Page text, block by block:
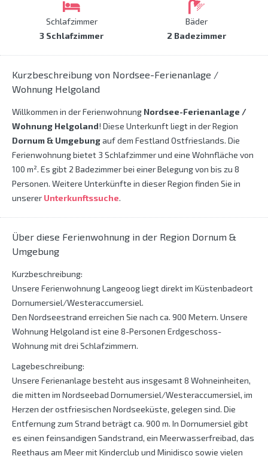
Schlafzimmer
3 Schlafzimmer
Bäder
2 Badezimmer
Kurzbeschreibung von Nordsee-Ferienanlage /
Wohnung Helgoland
Willkommen in der Ferienwohnung Nordsee-Ferienanlage /
Wohnung Helgoland! Diese Unterkunft liegt in der Region
Dornum & Umgebungauf dem Festland Ostfrieslands. Die
Ferienwohnung bietet 3 Schlafzimmer und eine Wohnfläche von
100 m². Es gibt 2 Badezimmer bei einer Belegung von bis zu 8
Personen. Weitere Unterkünfte in dieser Region finden Sie in
unserer Unterkunftssuche.
Über diese Ferienwohnung in der Region Dornum &
Umgebung
Kurzbeschreibung:
Unsere Ferienwohnung Langeoog liegt direkt im Küstenbadeort
Dornumersiel/Westeraccumersiel.
Den Nordseestrand erreichen Sie nach ca. 900 Metern. Unsere
Wohnung Helgoland ist eine 8-Personen Erdgeschoss-
Wohnung mit drei Schlafzimmern.
Lagebeschreibung:
Unsere Ferienanlage besteht aus insgesamt 8 Wohneinheiten,
die mitten im Nordseebad Dornumersiel/Westeraccumersiel, im
Herzen der ostfriesischen Nordseeküste, gelegen sind. Die
Entfernung zum Strand beträgt ca. 900 m. In Dornumersiel gibt
es einen feinsandigen Sandstrand, ein Meerwasserfreibad, das
Reethaus am Meer mit Kinderclub und Minidisco sowie vielen